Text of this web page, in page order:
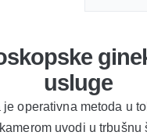
usluge
je operativna metoda u
uvodi u trbušnu